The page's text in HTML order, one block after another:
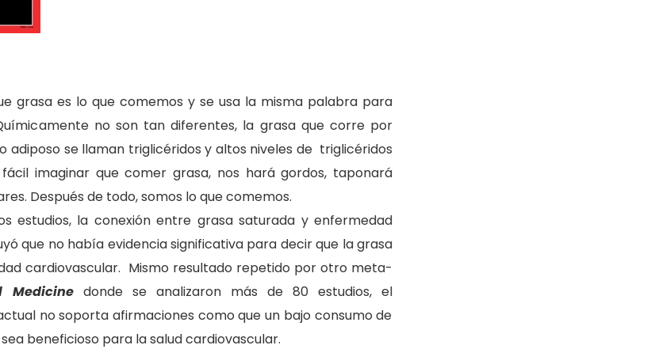
grasa es lo que comemos y se usa la misma palabra para
no son tan diferentes, la grasa que corre por
se llaman triglicéridos y altos niveles de triglicéridos
imaginar que comer grasa, nos hará gordos, taponará
Después de todo, somos lo que comemos.
estudios, la conexión entre grasa saturada y enfermedad
que no había evidencia significativa para decir que la grasa
cardiovascular. Mismo resultado repetido por otro meta-
Medicinedonde se analizaron más de 80 estudios, el
no soporta afirmaciones como que un bajo consumo de
sea beneficioso para la salud cardiovascular.